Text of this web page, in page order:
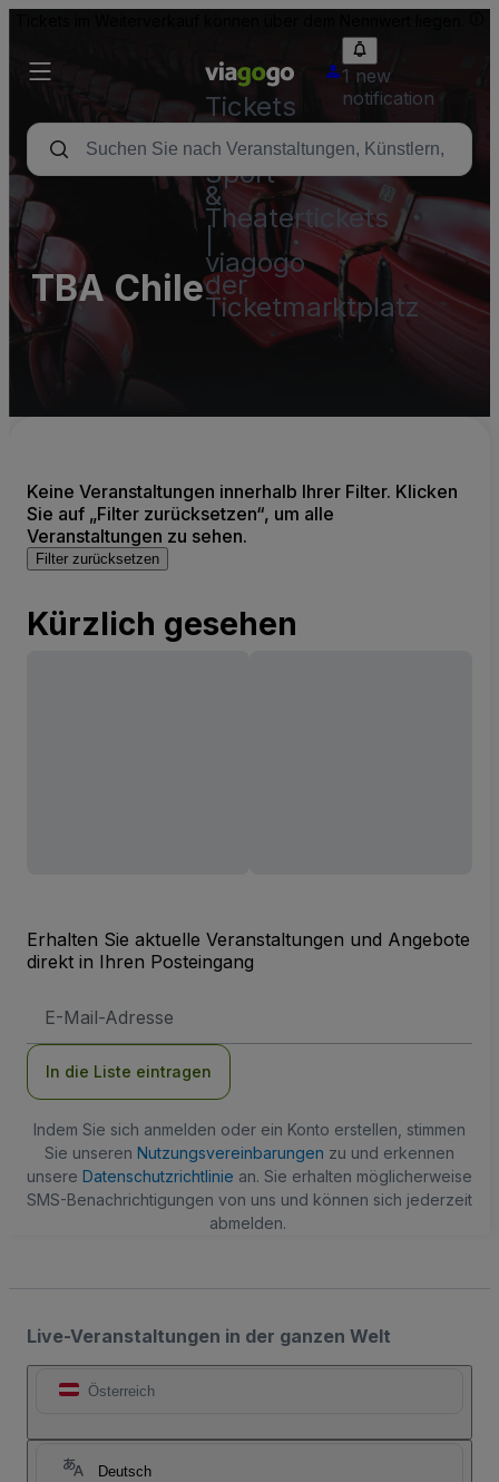
Tickets
-
Konzert-,
Sport-
&
Theatertickets
viagogo
der
Ticketmarktplatz
1 new
notification
TBA Chile
Keine Veranstaltungen innerhalb Ihrer Filter. Klicken
Sie auf „Filter zurücksetzen“, um alle
Veranstaltungen zu sehen.
Filter zurücksetzen
Kürzlich gesehen
Erhalten Sie aktuelle Veranstaltungen und Angebote
direkt in Ihren Posteingang
Mail-
In die Liste eintragen
Indem Sie sich anmelden oder ein Konto erstellen, stimmen
Sie unseren Nutzungsvereinbarungen zu und erkennen
unsere Datenschutzrichtlinie an. Sie erhalten möglicherweise
SMS-Benachrichtigungen von uns und können sich jederzeit
abmelden.
Live-Veranstaltungen in der ganzen Welt
Österreich
Deutsch